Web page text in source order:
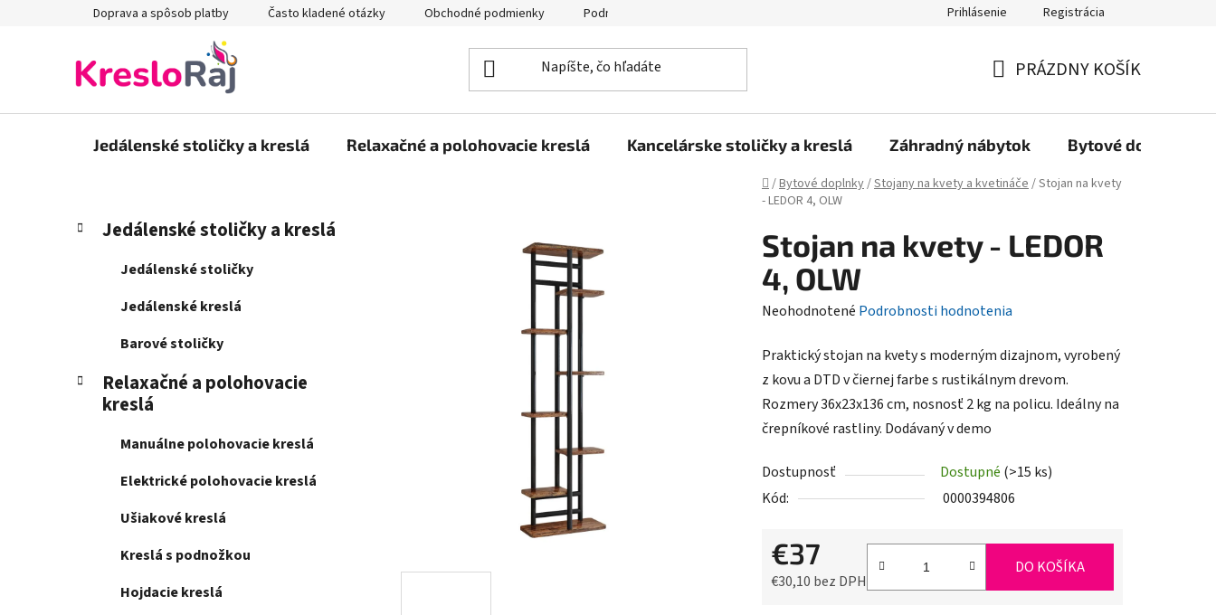
Doprava a spôsob platby Často kladené otázky Obchodné podmienky Podmienky ochrany osobných údajov Reklamačný poriadok, Záručné podmienky Reklamačný formulár
Prihlásenie Registrácia
KOŠÍK
PRÁZDNY KOŠÍK
Jedálenské stoličky a kreslá Relaxačné a polohovacie kreslá Kancelárske stoličky a kreslá Záhradný nábytok Bytové doplnky
Domov
/Bytové doplnky/Stojany na kvety a kvetináče/Stojan na kvety
- LEDOR 4, OLW
B
n
Preskočiť
kategórie
K
a
e
Jedálenské stoličky a kreslá
Jedálenské stoličky
Jedálenské kreslá
Barové stoličky
Relaxačné a polohovacie
kreslá
Manuálne polohovacie kreslá
Elektrické polohovacie kreslá
Ušiakové kreslá
Kreslá s podnožkou
Hojdacie kreslá
Stojan na kvety - LEDOR
4, OLW
Priemerné
produktu
je
0,0
z
hviezdičiek.
Neohodnotené Podrobnosti hodnotenia
Praktický stojan na kvety s moderným dizajnom, vyrobený
z kovu a DTD v čiernej farbe s rustikálnym drevom.
Rozmery 36x23x136 cm, nosnosť 2 kg na policu. Ideálny na
črepníkové rastliny. Dodávaný v demo
Dostupnosť Dostupné (>15 ks)
Kód:
0000394806
€37
€30,10 bez DPH
DO KOŠÍKA